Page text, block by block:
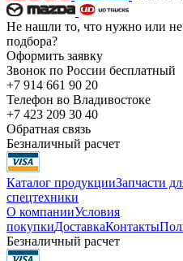
Не нашли то, что нужно или
подбора?
Оформить заявку
Звонок по России бесплатный
+7 914 661 90 20
Телефон во Владивостоке
+7 423 209 30 40
Обратная связь
Безналичный расчет
Каталог продукцииЗапчасти
спецтехники
О компанииУсловия
покупкиДоставкаКонтакты
Безналичный расчет